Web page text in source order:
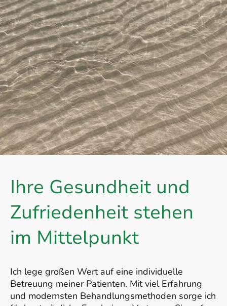
Ihre Gesundheit und
Zufriedenheit stehen
im Mittelpunkt
Ich lege großen Wert auf eine individuelle
Betreuung meiner Patienten. Mit viel Erfahrung
und modernsten Behandlungsmethoden sorge ich